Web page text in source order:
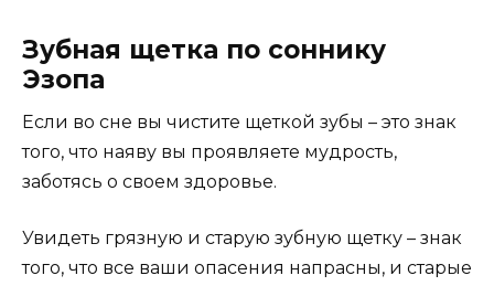
Зубная щетка по соннику
Эзопа
Если во сне вы чистите щеткой зубы – это знак
того, что наяву вы проявляете мудрость,
заботясь о своем здоровье.
Увидеть грязную и старую зубную щетку – знак
того, что все ваши опасения напрасны, и старые